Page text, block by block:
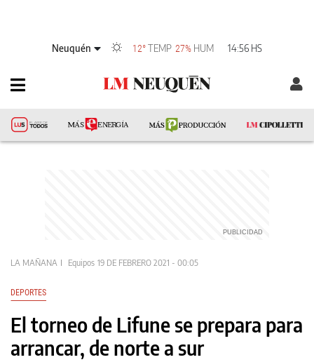
Neuquén 12°TEMP 27% HUM 14:56 HS
LA MAÑANA Equipos 19 DE FEBRERO 2021 - 00:05
DEPORTES
El torneo de Lifune se prepara para
arrancar, de norte a sur